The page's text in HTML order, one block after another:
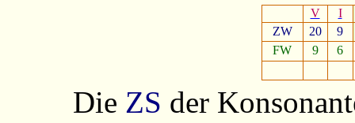
V
I
ZW
20
9
FW
9 6
Die ZS der